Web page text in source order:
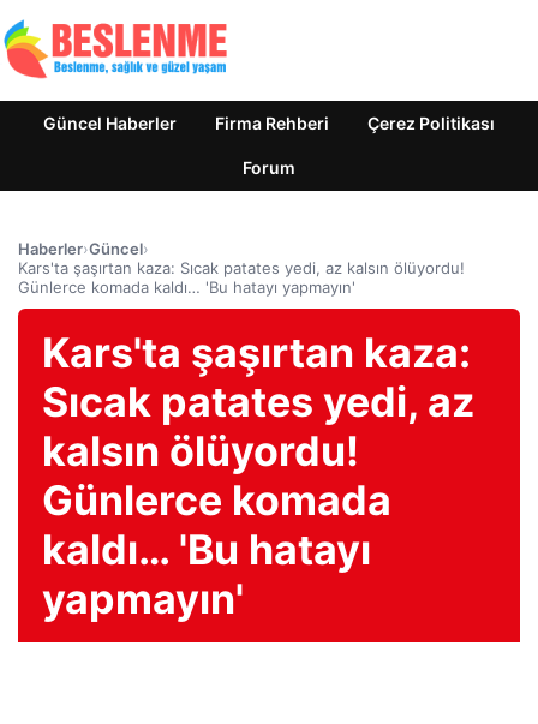
Güncel Haberler Firma Rehberi Çerez Politikası
Forum
Haberler›Güncel›
Kars'ta şaşırtan kaza: Sıcak patates yedi, az kalsın ölüyordu!
Günlerce komada kaldı… 'Bu hatayı yapmayın'
Kars'ta şaşırtan kaza:
Sıcak patates yedi, az
kalsın ölüyordu!
Günlerce komada
kaldı… 'Bu hatayı
yapmayın'